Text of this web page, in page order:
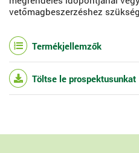
vetőmagbeszerzéshez
Termékjellemzők
Töltse le prospektusunkat